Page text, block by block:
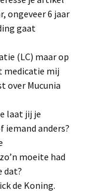
ongeveer 6 jaar
gaat
(LC) maar op
medicatie mij
over Mucunia
laat jij je
iemand anders?
moeite had
dat?
de Koning.